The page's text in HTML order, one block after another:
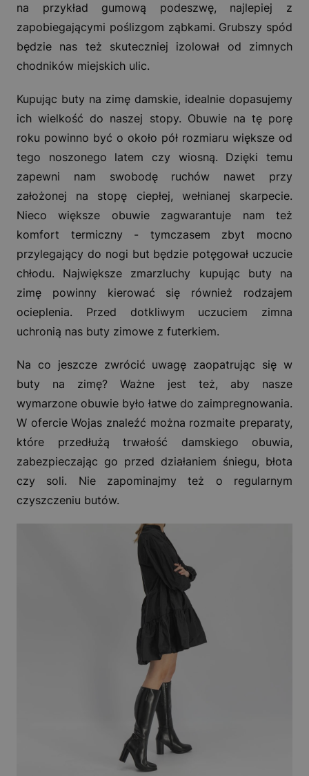
na przykład gumową podeszwę, najlepiej z
zapobiegającymi poślizgom ząbkami. Grubszy spód
będzie nas też skuteczniej izolował od zimnych
chodników miejskich ulic.
Kupując buty na zimę damskie, idealnie dopasujemy
ich wielkość do naszej stopy. Obuwie na tę porę
roku powinno być o około pół rozmiaru większe od
tego noszonego latem czy wiosną. Dzięki temu
zapewni nam swobodę ruchów nawet przy
założonej na stopę ciepłej, wełnianej skarpecie.
Nieco większe obuwie zagwarantuje nam też
komfort termiczny - tymczasem zbyt mocno
przylegający do nogi but będzie potęgował uczucie
chłodu. Największe zmarzluchy kupując buty na
zimę powinny kierować się również rodzajem
ocieplenia. Przed dotkliwym uczuciem zimna
uchronią nas buty zimowe z futerkiem.
Na co jeszcze zwrócić uwagę zaopatrując się w
buty na zimę? Ważne jest też, aby nasze
wymarzone obuwie było łatwe do zaimpregnowania.
W ofercie Wojas znaleźć można rozmaite preparaty,
które przedłużą trwałość damskiego obuwia,
zabezpieczając go przed działaniem śniegu, błota
czy soli. Nie zapominajmy też o regularnym
czyszczeniu butów.